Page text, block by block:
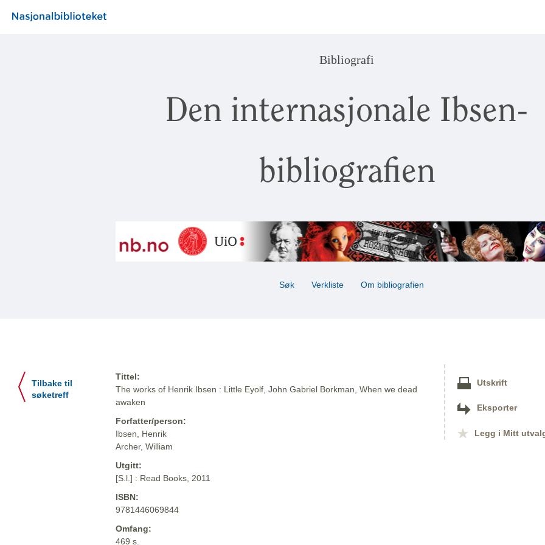
Bibliografi
Den internasjonale Ibsen-
bibliografien
Søk Verkliste Om bibliografien
Tilbake til
søketreff
Tittel:
The works of Henrik Ibsen : Little Eyolf, John Gabriel Borkman, When we dead
awaken
Forfatter/person:
Ibsen, Henrik
Archer, William
Utgitt:
[S.l.] : Read Books, 2011
ISBN:
9781446069844
Omfang:
469 s.
Utskrift
Eksporter
Legg i Mitt